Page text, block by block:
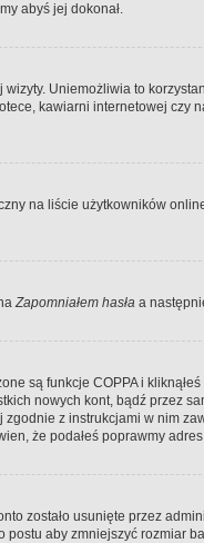
abyś jej dokonał.
Uniemożliwia to
kawiarni internetowej czy
na liście użytkowników
Zapomniałem hasła a
są funkcje COPPA i
nowych kont, bądź przez
z instrukcjami w nim
że podałeś poprawmy
zostało usunięte przez
aby zmniejszyć rozmiar